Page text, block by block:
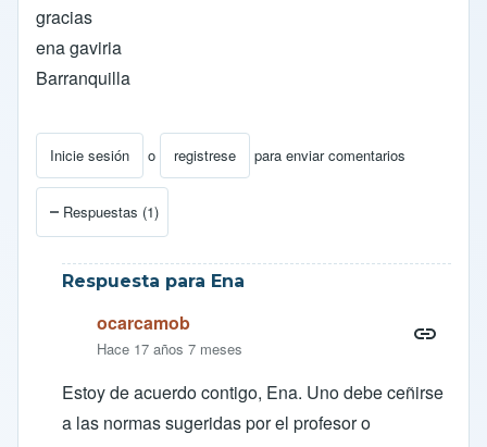
gracias
ena gaviria
Barranquilla
Inicie sesión o registrese para enviar comentarios
Respuestas (1)
Respuesta para Ena
ocarcamob
Hace 17 años 7 meses
Estoy de acuerdo contigo, Ena. Uno debe ceñirse
a las normas sugeridas por el profesor o